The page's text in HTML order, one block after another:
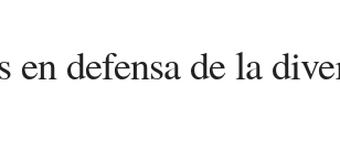
defensa de la